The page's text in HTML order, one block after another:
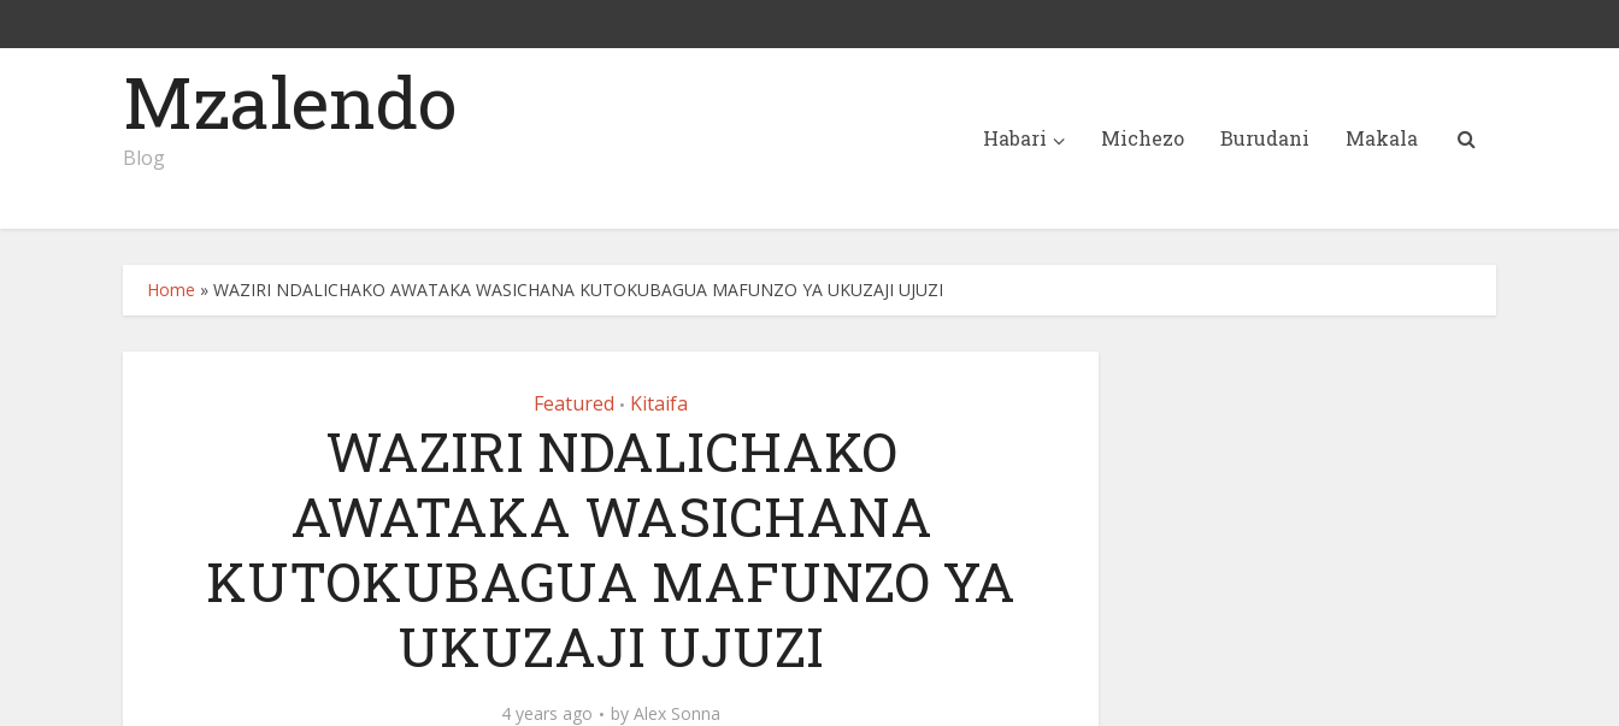
Mzalendo
Blog
Habari Michezo Burudani Makala
Home » WAZIRI NDALICHAKO AWATAKA WASICHANA KUTOKUBAGUA MAFUNZO YA UKUZAJI UJUZI
Featured • Kitaifa
WAZIRI NDALICHAKO
AWATAKA WASICHANA
KUTOKUBAGUA MAFUNZO YA
UKUZAJI UJUZI
4 years ago by Alex Sonna